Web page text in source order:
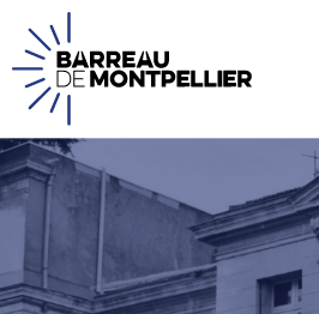
Panneau de gestion des cookies